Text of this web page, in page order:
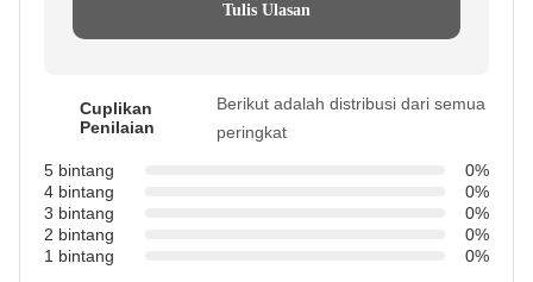
Tulis Ulasan
Cuplikan
Penilaian
Berikut adalah distribusi dari semua
peringkat
5 bintang
0%
4 bintang
0%
3 bintang
0%
2 bintang
0%
1 bintang
0%